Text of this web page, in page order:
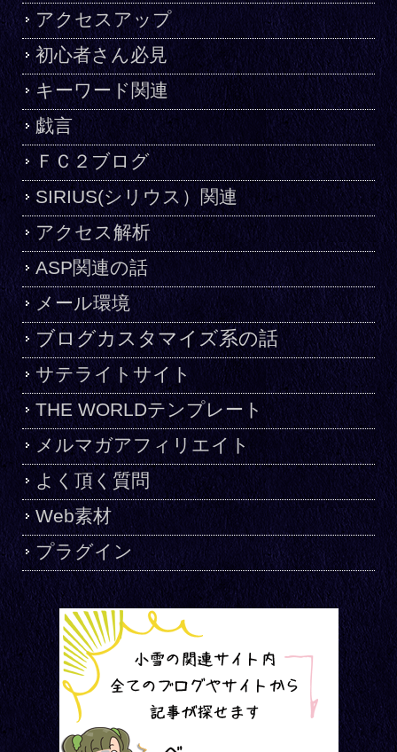
アクセスアップ
初心者さん必見
キーワード関連
戯言
ＦＣ２ブログ
SIRIUS(シリウス）関連
アクセス解析
ASP関連の話
メール環境
ブログカスタマイズ系の話
サテライトサイト
THE WORLDテンプレート
メルマガアフィリエイト
よく頂く質問
Web素材
プラグイン